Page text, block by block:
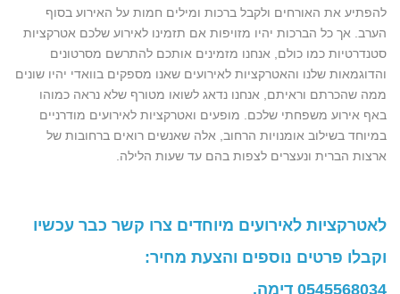
להפתיע את האורחים ולקבל ברכות ומילים חמות על האירוע בסוף
הערב. אך כל הברכות יהיו מזויפות אם תזמינו לאירוע שלכם אטרקציות
סטנדרטיות כמו כולם, אנחנו מזמינים אותכם להתרשם מסרטונים
והדוגמאות שלנו והאטרקציות לאירועים שאנו מספקים בוואדי יהיו שונים
ממה שהכרתם וראיתם, אנחנו נדאג לשואו מטורף שלא נראה כמוהו
באף אירוע משפחתי שלכם. מופעים ואטרקציות לאירועים מודרניים
במיוחד בשילוב אומנויות הרחוב, אלה שאנשים רואים ברחובות של
ארצות הברית ונעצרים לצפות בהם עד שעות הלילה.
לאטרקציות לאירועים מיוחדים צרו קשר כבר עכשיו
וקבלו פרטים נוספים והצעת מחיר:
0545568034 דימה.